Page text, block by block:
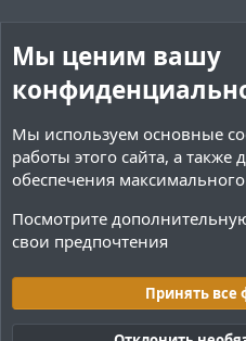
Cookies Тёмная (2020)
Мы ценим вашу
Мы используем основные
работы этого сайта, а
обеспечения
Посмотрите
свои предпочтения
Принять все